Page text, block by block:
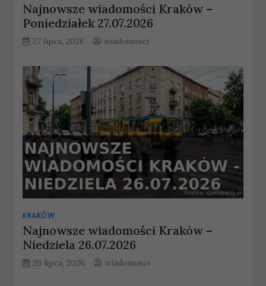
Najnowsze wiadomości Kraków –
Poniedziałek 27.07.2026
27 lipca, 2026 wiadomosci
KRAKÓW
Najnowsze wiadomości Kraków –
Niedziela 26.07.2026
26 lipca, 2026 wiadomosci